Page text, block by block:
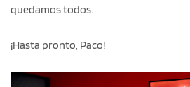
quedamos todos.
¡Hasta pronto, Paco!